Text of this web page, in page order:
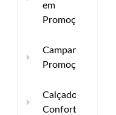
em
Promoção
Campanha
Promoção
Calçados
Confortaveis